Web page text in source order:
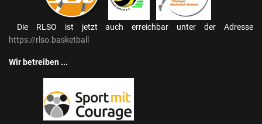
Die RLSO ist jetzt auch erreichbar unter der Adresse
https://rlso.basketball
Wir betreiben ...